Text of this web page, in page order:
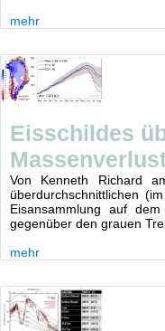
mehr
Eisschildes
Von Kenneth Richard
überdurchschnittlichen
Eisansammlung auf
gegenüber den grauen
mehr